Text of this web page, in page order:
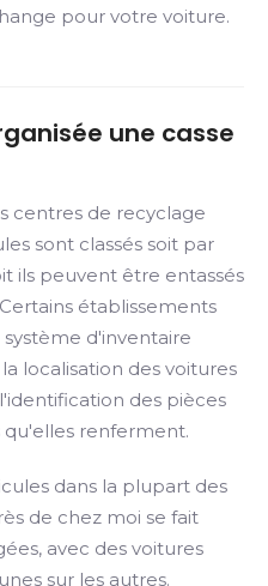
pour votre voiture.
une casse
centres de recyclage
sont classés soit par
ils peuvent être entassés
établissements
d'inventaire
localisation des voitures
des pièces
renferment.
dans la plupart des
de chez moi se fait
avec des voitures
sur les autres.